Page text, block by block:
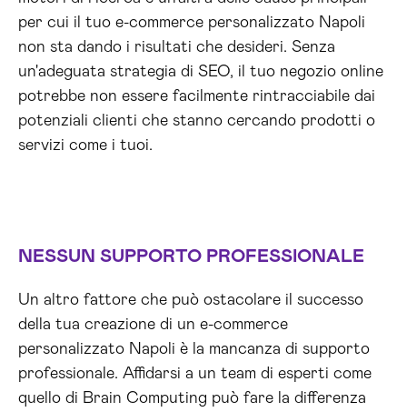
per cui il tuo e-commerce personalizzato Napoli
non sta dando i risultati che desideri. Senza
un'adeguata strategia di SEO, il tuo negozio online
potrebbe non essere facilmente rintracciabile dai
potenziali clienti che stanno cercando prodotti o
servizi come i tuoi.
NESSUN SUPPORTO PROFESSIONALE
Un altro fattore che può ostacolare il successo
della tua creazione di un e-commerce
personalizzato Napoli è la mancanza di supporto
professionale. Affidarsi a un team di esperti come
quello di Brain Computing può fare la differenza